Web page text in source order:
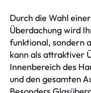
Durch die Wahl
Überdachung wird
funktional, sondern
kann als attraktiver
Innenbereich des
und den gesamten